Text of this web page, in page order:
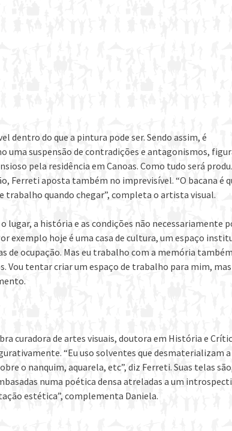
dentro do que a pintura pode ser. Sendo assim, é
suspensão de contradições e antagonismos,
pela residência em Canoas. Como tudo será
Ferreti aposta também no imprevisível. “O bacana é
trabalho quando chegar”, completa o artista visual.
lugar, a história e as condições não necessariamente
exemplo hoje é uma casa de cultura, um espaço
de ocupação. Mas eu trabalho com a memória
Vou tentar criar um espaço de trabalho para mim, mas
curadora de artes visuais, doutora em História e
“Eu uso solventes que desmaterializam
o nanquim, aquarela, etc”, diz Ferreti. Suas telas
numa poética densa atreladas a um
estética”, complementa Daniela.